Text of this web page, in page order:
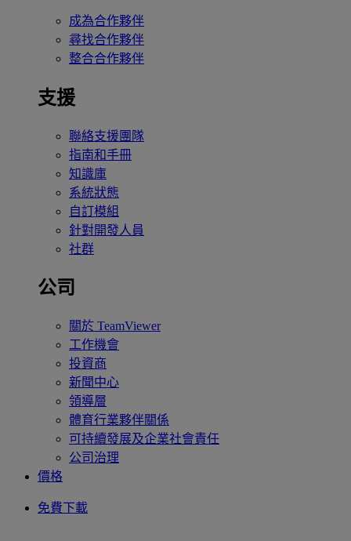
成為合作夥伴
尋找合作夥伴
整合合作夥伴
支援
聯絡支援團隊
指南和手冊
知識庫
系統狀態
自訂模組
針對開發人員
社群
公司
關於 TeamViewer
工作機會
投資商
新聞中心
領導層
體育行業夥伴關係
可持續發展及企業社會責任
公司治理
價格
免費下載